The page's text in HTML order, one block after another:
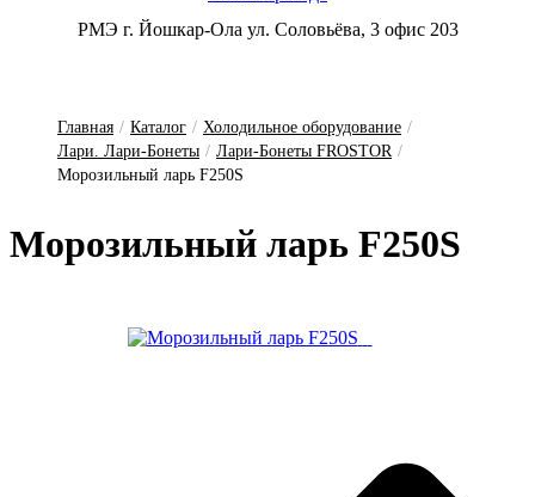
РМЭ г. Йошкар-Ола ул. Соловьёва, 3 офис 203
Главная / Каталог / Холодильное оборудование /
Лари. Лари-Бонеты / Лари-Бонеты FROSTOR /
Морозильный ларь F250S
Мо­ро­зиль­ный ларь F250S